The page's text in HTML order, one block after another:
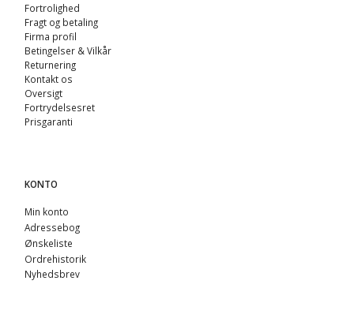
Fortrolighed
Fragt og betaling
Firma profil
Betingelser & Vilkår
Returnering
Kontakt os
Oversigt
Fortrydelsesret
Prisgaranti
KONTO
Min konto
Adressebog
Ønskeliste
Ordrehistorik
Nyhedsbrev